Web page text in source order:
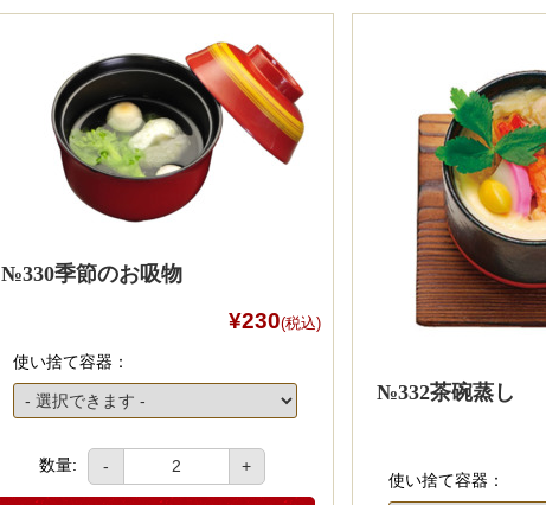
№330季節のお吸物
¥230(税込)
使い捨て容器：
数量: - +
№332茶碗蒸し
使い捨て容器：